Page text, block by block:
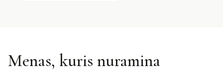
Menas, kuris nuramina